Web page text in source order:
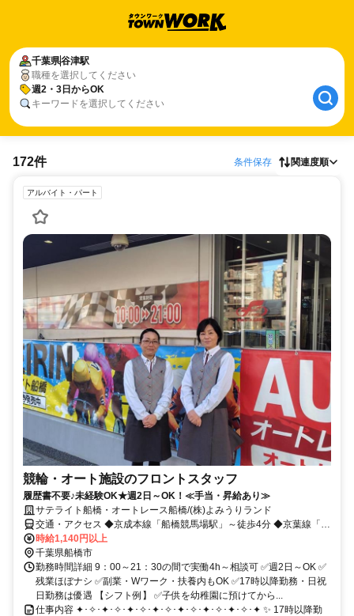
千葉県谷津駅
職種を選択してください
週2・3日からOK
キーワードを選択してください
172件 条件保存 関連度順
アルバイト・パート
競輪・オート施設のフロントスタッフ
履歴書不要♪未経験OK★週2日～OK！≪手当・昇給あり≫
サテライト船橋・オートレース船橋/(株)よみうりランド
交通・アクセス ◆京成本線「船橋競馬場駅」～徒歩4分 ◆京葉線「南
船橋駅」～徒歩10分
時給1,140円以上
千葉県船橋市
勤務時間詳細 9：00～21：30の間で実働4h～相談可 ✅週2日～OK ✅
残業ほぼナシ ✅副業・Wワーク・扶養内もOK ✅17時以降勤務・日祝
日勤務は優遇 【シフト例】 ✅子供を幼稚園に預けてから...
仕事内容 ✦･✧･✦･✧･✦･✧･✦･✧･✦･✧･✦･✧･✦･✧･✦ ✨ 17時以降勤